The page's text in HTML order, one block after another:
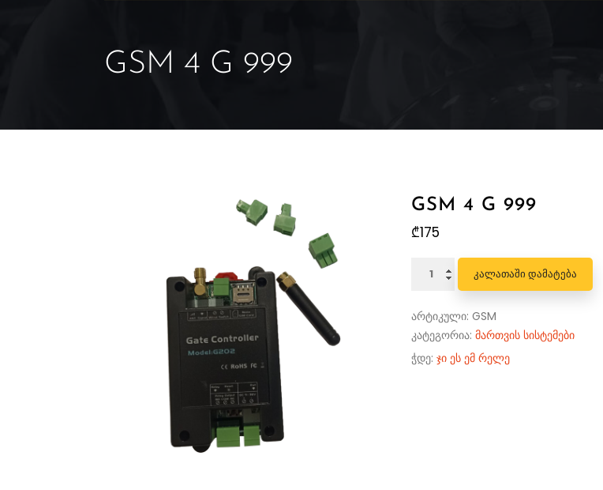
GSM 4 G 999
GSM 4 G 999
₾175
რაოდენობა:
G
999
ᲙᲐᲚᲐᲗᲐᲨᲘ ᲓᲐᲛᲐᲢᲔᲑᲐ
არტიკული: GSM
კატეგორია: მართვის სისტემები
ჭდე: ჯი ეს ემ რელე